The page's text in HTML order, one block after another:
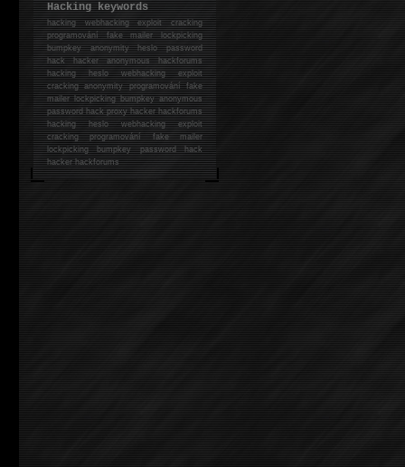
Hacking keywords
hackingwebhacking exploit cracking
programování fake mailer lockpicking
bumpkey anonymity heslo password
hackhacker anonymous hackforums
hackingheslo webhacking exploit
cracking anonymity programování fake
mailer lockpicking bumpkey anonymous
password hack proxy hacker hackforums
hacking heslo webhacking exploit
cracking programování fake mailer
lockpicking bumpkey password hack
hackerhackforums